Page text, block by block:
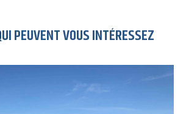
PEUVENT VOUS INTÉRESSEZ